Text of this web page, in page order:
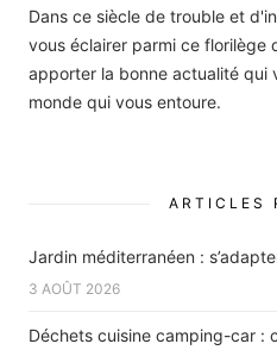
Dans ce siècle de trouble et
vous éclairer parmi ce florilège
apporter la bonne actualité qui
monde qui vous entoure.
ARTICLES
Jardin méditerranéen :
3 AOÛT 2026
Déchets cuisine camping-car :